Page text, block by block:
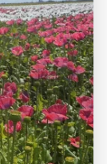
Die
sportlichen
zu
wie das
der
die
zu
die Schätze